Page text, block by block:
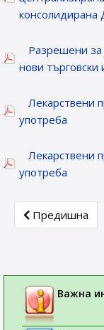
Разрешени за
нови
Лекарствени
употреба
Лекарствени
употреба
Previous
Предишна
Важна